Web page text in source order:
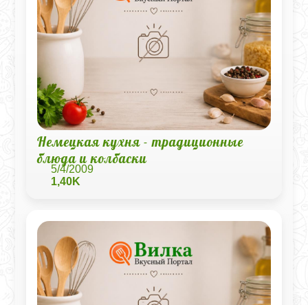
Немецкая кухня - традиционные
блюда и колбаски
5/4/2009
1,40K